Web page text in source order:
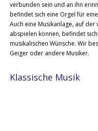
verbunden sein und an ihn
befindet sich eine Orgel für
Auch eine Musikanlage, auf
abspielen können, befindet
musikalischen Wünsche. Wir
Geiger oder andere Musiker.
Klassische Musik